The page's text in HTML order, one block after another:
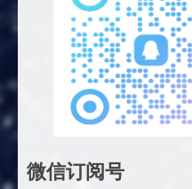
微信订阅号